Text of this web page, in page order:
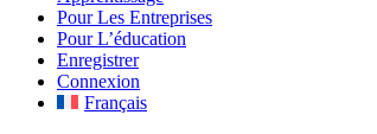
Pour Les Entreprises
Pour L’éducation
Enregistrer
Connexion
Français